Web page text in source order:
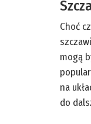
Choć
mogą
na
do